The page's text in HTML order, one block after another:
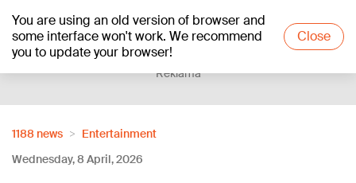
You are using an old version of browser and
some interface won't work. We recommend
you to update your browser!
Close
+24°C
Reklāma
1188 news
Entertainment
Wednesday, 8 April, 2026